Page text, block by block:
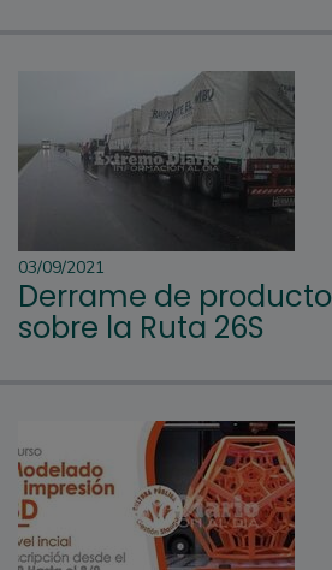
03/09/2021
Derrame de
sobre la Ruta 26S